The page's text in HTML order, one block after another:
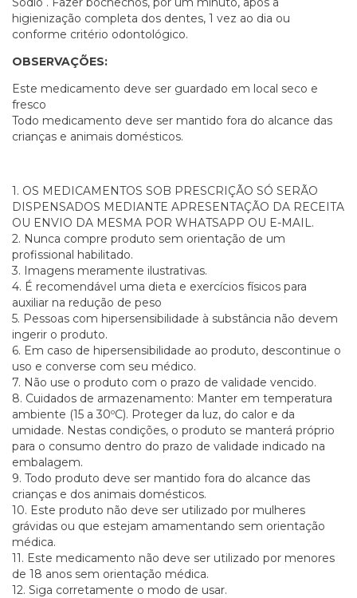
higienização completa dos dentes, 1 vez ao dia ou
conforme critério odontológico.
OBSERVAÇÕES:
Este medicamento deve ser guardado em local seco e
fresco
Todo medicamento deve ser mantido fora do alcance das
crianças e animais domésticos.
1. OS MEDICAMENTOS SOB PRESCRIÇÃO SÓ SERÃO
DISPENSADOS MEDIANTE APRESENTAÇÃO DA RECEITA
OU ENVIO DA MESMA POR WHATSAPP OU E-MAIL.
2. Nunca compre produto sem orientação de um
profissional habilitado.
3. Imagens meramente ilustrativas.
4. É recomendável uma dieta e exercícios físicos para
auxiliar na redução de peso
5. Pessoas com hipersensibilidade à substância não devem
ingerir o produto.
6. Em caso de hipersensibilidade ao produto, descontinue o
uso e converse com seu médico.
7. Não use o produto com o prazo de validade vencido.
8. Cuidados de armazenamento: Manter em temperatura
ambiente (15 a 30ºC). Proteger da luz, do calor e da
umidade. Nestas condições, o produto se manterá próprio
para o consumo dentro do prazo de validade indicado na
embalagem.
9. Todo produto deve ser mantido fora do alcance das
crianças e dos animais domésticos.
10. Este produto não deve ser utilizado por mulheres
grávidas ou que estejam amamentando sem orientação
médica.
11. Este medicamento não deve ser utilizado por menores
de 18 anos sem orientação médica.
12. Siga corretamente o modo de usar.